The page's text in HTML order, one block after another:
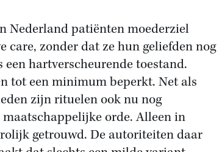
Nederland patiënten moederziel
care, zonder dat ze hun geliefden nog
hartverscheurende toestand.
tot een minimum beperkt. Net als
zijn rituelen ook nu nog
orde. Alleen in
getrouwd. De autoriteiten daar